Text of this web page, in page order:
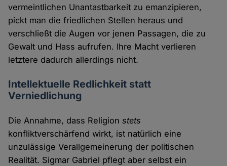
vermeintlichen Unantastbarkeit zu emanzipieren,
pickt man die friedlichen Stellen heraus und
verschließt die Augen vor jenen Passagen, die zu
Gewalt und Hass aufrufen. Ihre Macht verlieren
letztere dadurch allerdings nicht.
Intellektuelle Redlichkeit statt
Verniedlichung
Die Annahme, dass Religionstets
konfliktverschärfend wirkt, ist natürlich eine
unzulässige Verallgemeinerung der politischen
Realität. Sigmar Gabriel pflegt aber selbst ein